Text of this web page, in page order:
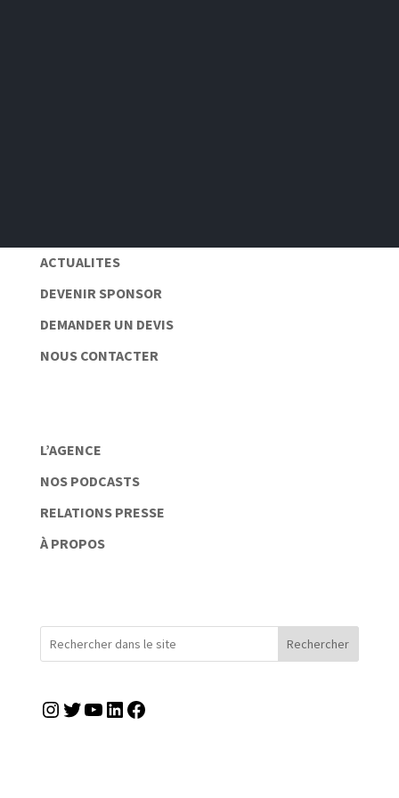
ACTUALITES
DEVENIR SPONSOR
DEMANDER UN DEVIS
NOUS CONTACTER
L’AGENCE
NOS PODCASTS
RELATIONS PRESSE
À PROPOS
Rechercher
Instagram
TwitterYouTubeLinkedIn